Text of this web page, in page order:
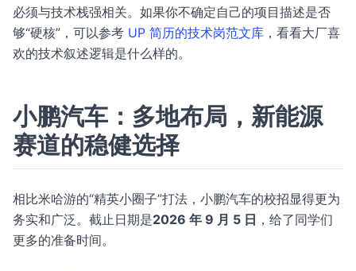
必须与技术栈强相关。如果你不确定自己的项目描述是否
够“硬核”，可以参考 UP 简历的技术岗范文库 ，看看大厂喜
欢的技术叙述逻辑是什么样的。
小鹏汽车：多地布局，新能源
赛道的稳健选择
相比米哈游的“精英小圈子”打法，小鹏汽车的校招显得更为
务实和广泛。截止日期是2026 年 9 月 5 日 ，给了同学们
更多的准备时间。